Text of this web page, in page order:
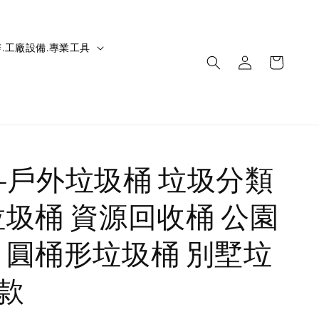
工廠設備.專業工具
戶外垃圾桶 垃圾分類
桶 資源回收桶 公園
桶形垃圾桶 別墅垃